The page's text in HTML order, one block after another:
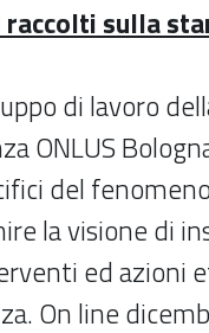
sulla
di lavoro
ONLUS
del
la visione di
ed azioni
On line